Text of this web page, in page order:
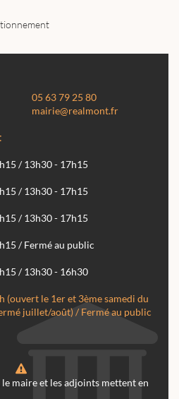
05 63 79 25 80
mairie@realmont.fr
/ 13h30 - 17h15
/ 13h30 - 17h15
/ 13h30 - 17h15
/ Fermé au public
/ 13h30 - 16h30
(ouvert le 1er et 3ème samedi du
juillet/août) / Fermé au public
maire et les adjoints mettent en